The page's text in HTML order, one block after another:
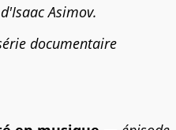
Asimov.
documentaire